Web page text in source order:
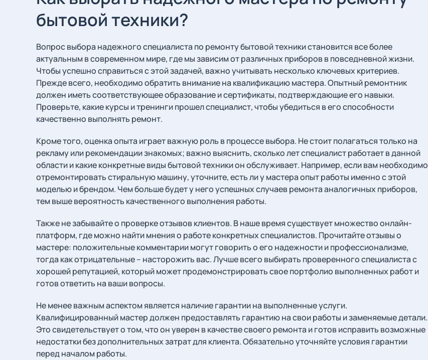
бытовой техники?
Вопрос выбора надежного специалиста по ремонту бытовой техники становится все более
актуальным в современном мире, где мы зависим от различных приборов в повседневной жизни.
Чтобы успешно справиться с этой задачей, важно учитывать несколько ключевых критериев.
Прежде всего, необходимо обратить внимание на квалификацию мастера. Опытный ремонтник
должен иметь соответствующее образование и сертификаты, подтверждающие его навыки.
Проверьте, какие курсы и тренинги прошел специалист, чтобы убедиться в его способности
качественно выполнять ремонт.
Кроме того, оценка опыта играет важную роль в процессе выбора. Не стоит полагаться только на
рекламу или рекомендации знакомых; важно выяснить, сколько лет специалист работает в данной
области и какие конкретные виды бытовой техники он обслуживает. Например, если вам необходимо
отремонтировать стиральную машину, уточните, есть ли у мастера опыт работы именно с этой
моделью и брендом. Чем больше будет у него успешных случаев ремонта аналогичных приборов,
тем выше вероятность качественного выполнения работы.
Также не забывайте о проверке отзывов клиентов. В наше время существует множество онлайн-
платформ, где можно найти мнения о работе конкретных специалистов. Прочитайте отзывы о
мастере: положительные комментарии могут говорить о его надежности и профессионализме,
тогда как отрицательные – насторожить вас. Лучше всего выбирать проверенного специалиста с
хорошей репутацией, который может продемонстрировать свое портфолио выполненных работ и
готов ответить на ваши вопросы.
Не менее важным аспектом является наличие гарантии на выполненные услуги.
Квалифицированный мастер должен предоставлять гарантию на свои работы и заменяемые детали.
Это свидетельствует о том, что он уверен в качестве своего ремонта и готов исправить возможные
недостатки без дополнительных затрат для клиента. Обязательно уточняйте условия гарантии
перед началом работы.